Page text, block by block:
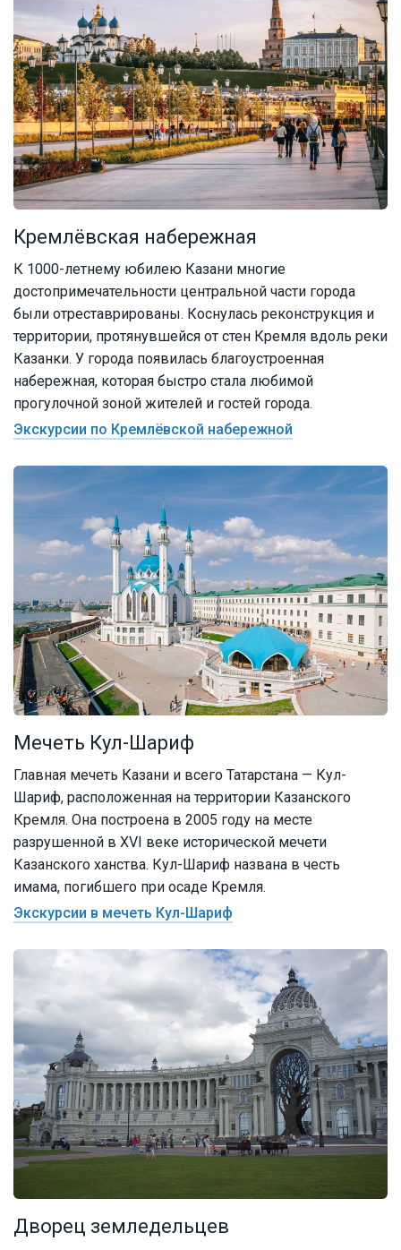
Кремлёвская набережная
К 1000-летнему юбилею Казани многие
достопримечательности центральной части города
были отреставрированы. Коснулась реконструкция и
территории, протянувшейся от стен Кремля вдоль реки
Казанки. У города появилась благоустроенная
набережная, которая быстро стала любимой
прогулочной зоной жителей и гостей города.
Экскурсии по Кремлёвской набережной
Мечеть Кул-Шариф
Главная мечеть Казани и всего Татарстана — Кул-
Шариф, расположенная на территории Казанского
Кремля. Она построена в 2005 году на месте
разрушенной в XVI веке исторической мечети
Казанского ханства. Кул-Шариф названа в честь
имама, погибшего при осаде Кремля.
Экскурсии в мечеть Кул-Шариф
Дворец земледельцев